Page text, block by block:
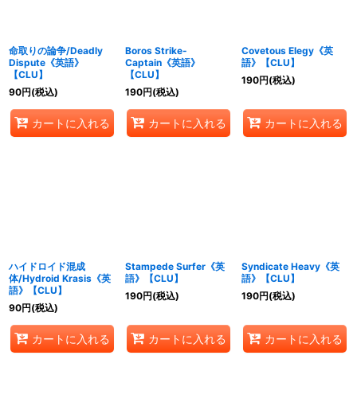
命取りの論争/Deadly
Dispute《英語》
【CLU】
90円(税込)
カートに入れる
Boros Strike-
Captain《英語》
【CLU】
190円(税込)
カートに入れる
Covetous Elegy《英
語》【CLU】
190円(税込)
カートに入れる
ハイドロイド混成
体/Hydroid Krasis《英
語》【CLU】
90円(税込)
カートに入れる
Stampede Surfer《英
語》【CLU】
190円(税込)
カートに入れる
Syndicate Heavy《英
語》【CLU】
190円(税込)
カートに入れる